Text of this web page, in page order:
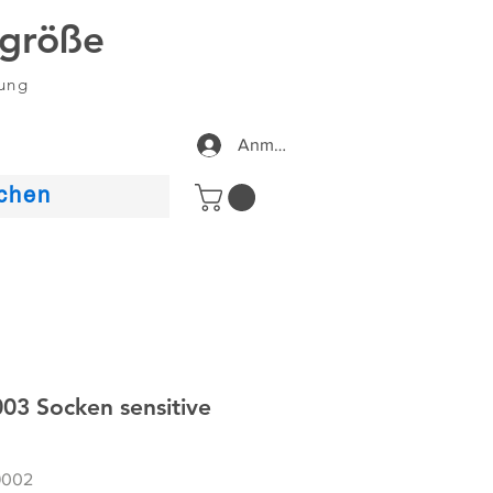
Anmelden
Socken sensitive